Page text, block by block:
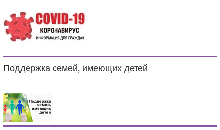
Поддержка семей, имеющих детей